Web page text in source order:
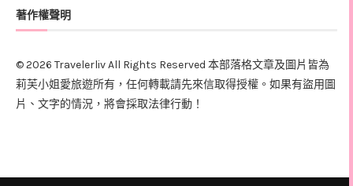
著作權聲明
© 2026 Travelerliv All Rights Reserved 本部落格文章及圖片皆為
莉芙小姐愛旅遊所有，任何轉載請先來信取得授權。如果有盜用圖
片、文字的情況，將會採取法律行動！